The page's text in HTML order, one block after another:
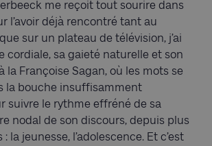
me reçoit tout sourire dans
l’avoir déjà rencontré tant au
sur un plateau de télévision, j’ai
cordiale, sa gaieté naturelle et son
la Françoise Sagan, où les mots se
la bouche insuffisamment
suivre le rythme effréné de sa
nodal de son discours, depuis plus
la jeunesse, l’adolescence. Et c’est